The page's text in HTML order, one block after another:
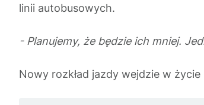
linii autobusowych.
- Planujemy, że będzie ich mniej.
Nowy rozkład jazdy wejdzie w